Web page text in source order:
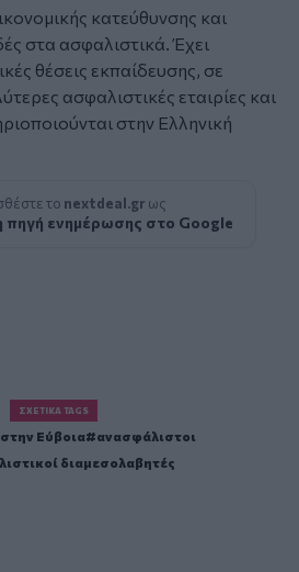
κατεύθυνσης και
στα ασφαλιστικά. Έχει
θέσεις εκπαίδευσης, σε
ασφαλιστικές εταιρίες και
στην Ελληνική
το nextdeal.gr ως
πηγή ενημέρωσης στο Google
ΣΧΕΤΙΚΆ TAGS
Εύβοια
ανασφάλιστοι
διαμεσολαβητές